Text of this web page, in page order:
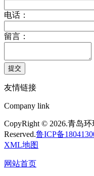
电话：
留言：
提交
友情链接
Company link
CopyRight © 2026.青岛
Reserved.鲁ICP备
XML地图
网站首页